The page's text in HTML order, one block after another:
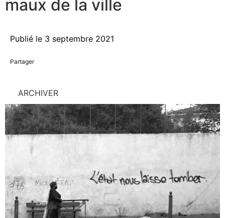
maux de la ville
Publié le 3 septembre 2021
Partager
ARCHIVER